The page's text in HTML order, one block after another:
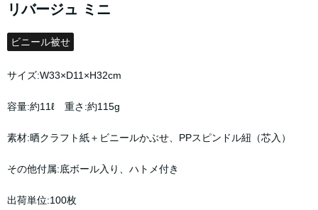
リバージュ ミニ
ビニール被せ
サイズ:W33×D11×H32cm
容量:約11ℓ 重さ:約115g
素材:晒クラフト紙＋ビニールかぶせ、PPスピンドル紐（芯入）
その他付属:底ボール入り、ハトメ付き
出荷単位:100枚